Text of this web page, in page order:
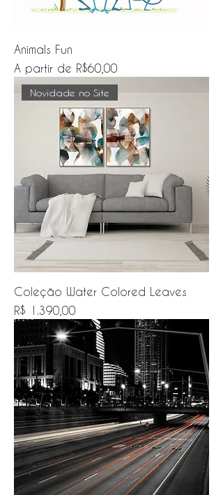
Animals Fun
A partir de R$60,00
Preço promocional
Novidade no Site
Coleção Water Colored Leaves
Preço
R$ 1.390,00